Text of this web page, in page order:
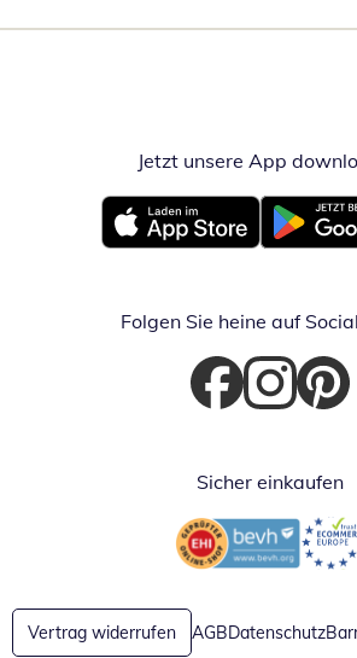
Jetzt unsere App
Öffnet in neuem Fenster
Öffnet in
Folgen Sie heine auf
Öffnet in neuem
Öffnet in
Sicher einkaufen
Öffnet in neuem
Vertrag widerrufen AGBDatenschutz